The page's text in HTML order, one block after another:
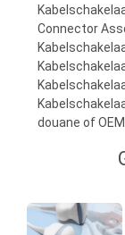
Connector
douane of